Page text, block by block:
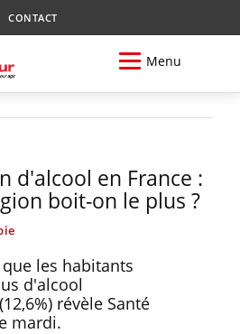
CONTACT
Menu
d'alcool en France :
boit-on le plus ?
les habitants
d'alcool
révèle Santé
mardi.